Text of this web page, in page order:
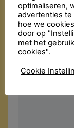
optimaliseren,
advertenties te
hoe we
door op
met het
cookies".
Cookie